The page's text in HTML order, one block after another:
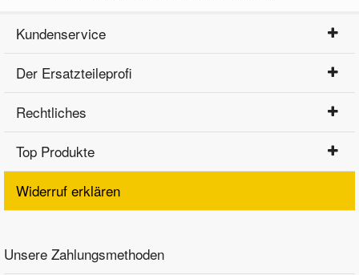
Kundenservice
Der Ersatzteileprofi
Rechtliches
Top Produkte
Widerruf erklären
Unsere Zahlungsmethoden